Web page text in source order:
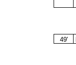
49'